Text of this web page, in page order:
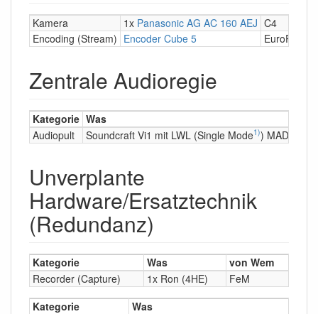
Kamera 1x Panasonic AG AC 160 AEJ C4
Encoding (Stream) Encoder Cube 5 EuroPython
Zentrale Audioregie
Kategorie Was
Audiopult
Soundcraft Vi1 mit LWL (Single Mode1)) MADI
Unverplante
Hardware/Ersatztechnik
(Redundanz)
Kategorie Was
von Wem
Recorder (Capture)
1x Ron (4HE)
FeM
Kategorie
Was